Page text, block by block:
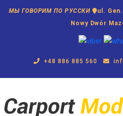
МЫ ГОВОРИМ ПО РУССКИ
ul.
Nowy Dwór
+48 886 885 560